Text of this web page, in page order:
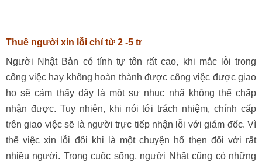
Thuê người xin lỗi chỉ từ 2 -5 tr
Người Nhật Bản có tính tự tôn rất cao, khi mắc lỗi trong
công việc hay không hoàn thành được công việc được giao
họ sẽ cảm thấy đây là một sự nhục nhã không thể chấp
nhận được. Tuy nhiên, khi nói tới trách nhiệm, chính cấp
trên giao việc sẽ là người trực tiếp nhận lỗi với giám đốc. Vì
thế việc xin lỗi đôi khi là một chuyện hổ thẹn đối với rất
nhiều người. Trong cuộc sống, người Nhật cũng có những